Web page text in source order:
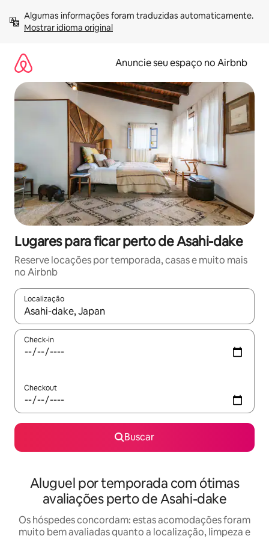
para
Mostrar idioma original
Anuncie seu espaço no Airbnb
Lugares para ficar perto de Asahi-dake
Reserve locações por temporada, casas e muito mais
no Airbnb
Localização
Quando os resultados estiverem disponíveis, explore-os
Check-in
Checkout
Buscar
Aluguel por temporada com ótimas
avaliações perto de Asahi-dake
Os hóspedes concordam: estas acomodações foram
muito bem avaliadas quanto a localização, limpeza e